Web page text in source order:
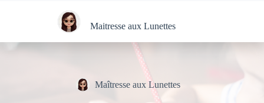
Maitresse aux Lunettes
Maîtresse aux Lunettes